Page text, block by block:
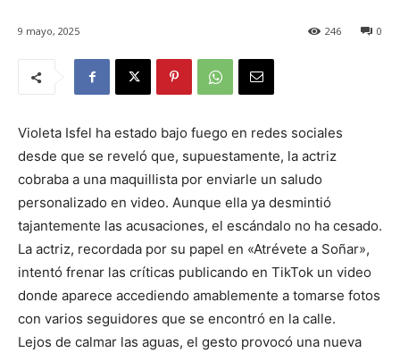
9 mayo, 2025 0
246
Violeta Isfel ha estado bajo fuego en redes sociales
desde que se reveló que, supuestamente, la actriz
cobraba a una maquillista por enviarle un saludo
personalizado en video. Aunque ella ya desmintió
tajantemente las acusaciones, el escándalo no ha cesado.
La actriz, recordada por su papel en «Atrévete a Soñar»,
intentó frenar las críticas publicando en TikTok un video
donde aparece accediendo amablemente a tomarse fotos
con varios seguidores que se encontró en la calle.
Lejos de calmar las aguas, el gesto provocó una nueva